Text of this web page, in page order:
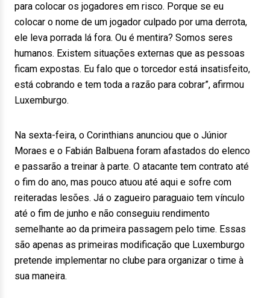
para colocar os jogadores em risco. Porque se eu
colocar o nome de um jogador culpado por uma derrota,
ele leva porrada lá fora. Ou é mentira? Somos seres
humanos. Existem situações externas que as pessoas
ficam expostas. Eu falo que o torcedor está insatisfeito,
está cobrando e tem toda a razão para cobrar”, afirmou
Luxemburgo.
Na sexta-feira, o Corinthians anunciou que o Júnior
Moraes e o Fabián Balbuena foram afastados do elenco
e passarão a treinar à parte. O atacante tem contrato até
o fim do ano, mas pouco atuou até aqui e sofre com
reiteradas lesões. Já o zagueiro paraguaio tem vínculo
até o fim de junho e não conseguiu rendimento
semelhante ao da primeira passagem pelo time. Essas
são apenas as primeiras modificação que Luxemburgo
pretende implementar no clube para organizar o time à
sua maneira.